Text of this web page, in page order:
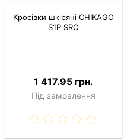
Кросівки шкіряні CHIKAGO
S1P SRC
1 417.95 грн.
Під замовлення